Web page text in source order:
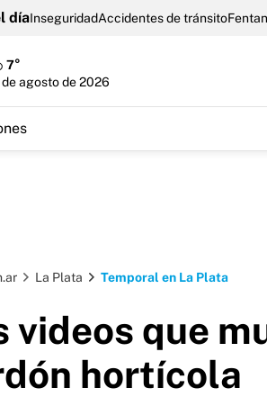
díaInseguridadAccidentes de tránsito
7°
de agosto de 2026
La Plata Temporal en La Plata
videos que
hortícola